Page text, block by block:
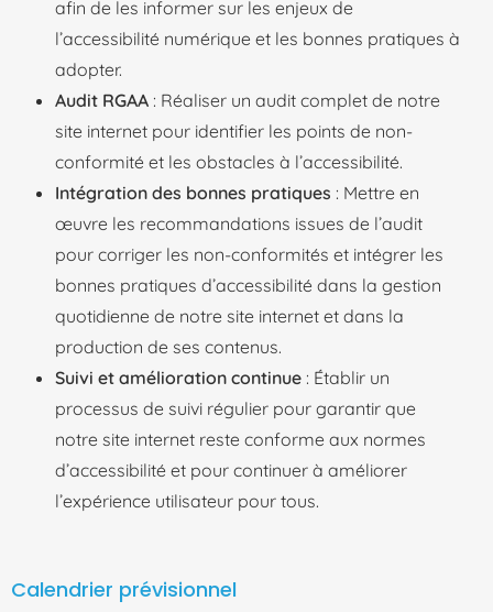
afin de les informer sur les enjeux de
l’accessibilité numérique et les bonnes pratiques à
adopter.
Audit RGAA : Réaliser un audit complet de notre
site internet pour identifier les points de non-
conformité et les obstacles à l’accessibilité.
Intégration des bonnes pratiques : Mettre en
œuvre les recommandations issues de l’audit
pour corriger les non-conformités et intégrer les
bonnes pratiques d’accessibilité dans la gestion
quotidienne de notre site internet et dans la
production de ses contenus.
Suivi et amélioration continue : Établir un
processus de suivi régulier pour garantir que
notre site internet reste conforme aux normes
d’accessibilité et pour continuer à améliorer
l’expérience utilisateur pour tous.
Calendrier prévisionnel